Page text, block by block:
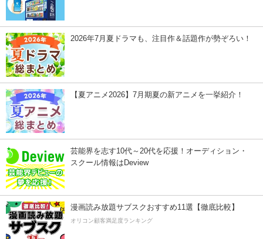
2026年7月夏ドラマも、注目作＆話題作が勢ぞろい！
【夏アニメ2026】7月期夏の新アニメを一挙紹介！
芸能界を志す10代～20代を応援！オーディション・
スクール情報はDeview
漫画読み放題サブスクおすすめ11選【徹底比較】
オリコン顧客満足度ランキング